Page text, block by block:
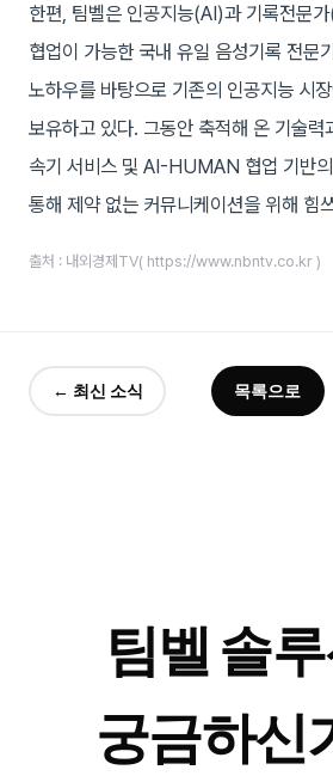
한편, 팀벨은 인공지능(AI)과 기록전문
협업이 가능한 국내 유일 음성기록 전문
노하우를 바탕으로 기존의 인공지능 시
보유하고 있다. 그동안 축적해 온 기술력
속기 서비스 및 AI-HUMAN 협업 기반
통해 제약 없는 커뮤니케이션을 위해 힘
출처 : 내외경제TV( https://www.nbntv.co.kr )
← 최신 소식 목록으로
팀벨 솔
궁금하신